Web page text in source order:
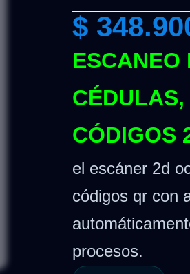
$
ESCANEO
CÉDULAS,
CÓDIGOS
el escáner 2d
códigos qr con
procesos.